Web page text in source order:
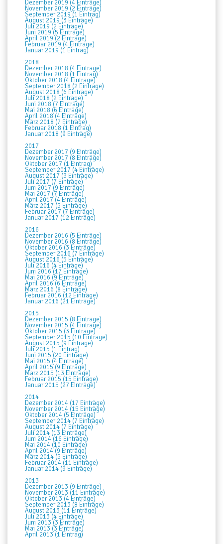
Dezember 2019 (4 Einträge)
November 2019 (2 Einträge)
September 2019 (1 Eintrag)
August 2019 (3 Einträge)
Juli 2019 (2 Einträge)
Juni 2019 (5 Einträge)
April 2019 (2 Einträge)
Februar 2019 (4 Einträge)
Januar 2019 (1 Eintrag)
2018
Dezember 2018 (4 Einträge)
November 2018 (1 Eintrag)
Oktober 2018 (4 Einträge)
September 2018 (2 Einträge)
August 2018 (6 Einträge)
Juli 2018 (2 Einträge)
Juni 2018 (7 Einträge)
Mai 2018 (6 Einträge)
April 2018 (4 Einträge)
März 2018 (7 Einträge)
Februar 2018 (1 Eintrag)
Januar 2018 (9 Einträge)
2017
Dezember 2017 (9 Einträge)
November 2017 (8 Einträge)
Oktober 2017 (1 Eintrag)
September 2017 (4 Einträge)
August 2017 (3 Einträge)
Juli 2017 (7 Einträge)
Juni 2017 (9 Einträge)
Mai 2017 (7 Einträge)
April 2017 (4 Einträge)
März 2017 (5 Einträge)
Februar 2017 (7 Einträge)
Januar 2017 (12 Einträge)
2016
Dezember 2016 (5 Einträge)
November 2016 (8 Einträge)
Oktober 2016 (3 Einträge)
September 2016 (7 Einträge)
August 2016 (5 Einträge)
Juli 2016 (4 Einträge)
Juni 2016 (17 Einträge)
Mai 2016 (9 Einträge)
April 2016 (6 Einträge)
März 2016 (8 Einträge)
Februar 2016 (12 Einträge)
Januar 2016 (21 Einträge)
2015
Dezember 2015 (8 Einträge)
November 2015 (4 Einträge)
Oktober 2015 (3 Einträge)
September 2015 (10 Einträge)
August 2015 (9 Einträge)
Juli 2015 (1 Eintrag)
Juni 2015 (20 Einträge)
Mai 2015 (4 Einträge)
April 2015 (9 Einträge)
März 2015 (13 Einträge)
Februar 2015 (15 Einträge)
Januar 2015 (27 Einträge)
2014
Dezember 2014 (17 Einträge)
November 2014 (15 Einträge)
Oktober 2014 (5 Einträge)
September 2014 (7 Einträge)
August 2014 (7 Einträge)
Juli 2014 (13 Einträge)
Juni 2014 (16 Einträge)
Mai 2014 (10 Einträge)
April 2014 (9 Einträge)
März 2014 (5 Einträge)
Februar 2014 (11 Einträge)
Januar 2014 (9 Einträge)
2013
Dezember 2013 (9 Einträge)
November 2013 (11 Einträge)
Oktober 2013 (4 Einträge)
September 2013 (8 Einträge)
August 2013 (11 Einträge)
Juli 2013 (4 Einträge)
Juni 2013 (3 Einträge)
Mai 2013 (3 Einträge)
April 2013 (1 Eintrag)